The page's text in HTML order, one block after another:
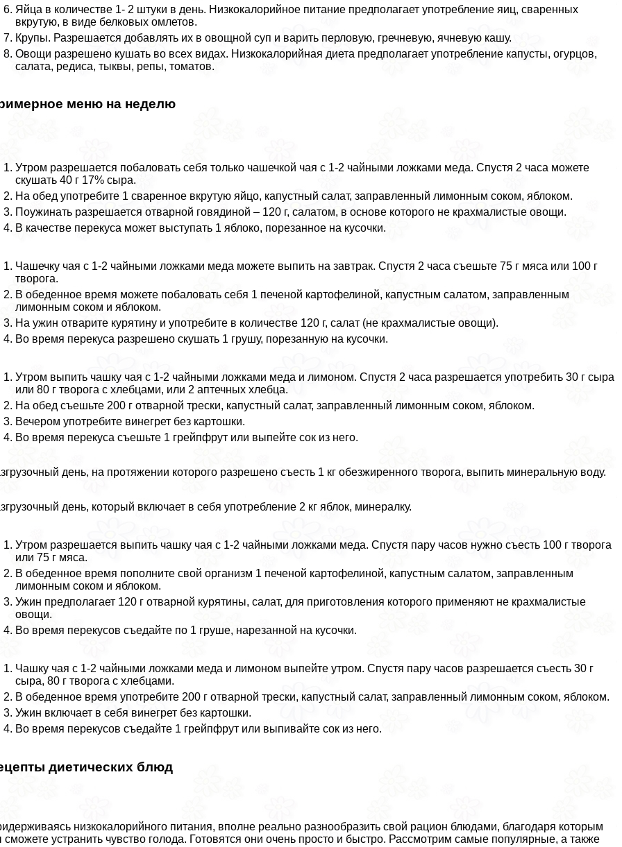
Яйца в количестве 1- 2 штуки в день. Низкокалорийное питание предполагает употрeбление яиц, сваренных
вкрутую, в виде белковых омлетов.
Крупы. Разрешается добавлять их в овощной суп и варить перловую, гречневую, ячневую кашу.
Овощи разрешено кушать во всех видах. Низкокалорийная диета предполагает употрeбление капусты, огурцов,
салата, редиса, тыквы, репы, томатов.
меню на неделю
Утром разрешается побаловать себя только чашечкой чая с 1-2 чайными ложками меда. Спустя 2 часа можете
скушать 40 г 17% сыра.
На обед употребите 1 сваренное вкрутую яйцо, капустный салат, заправленный лимонным соком, яблоком.
Поужинать разрешается отварной говядиной – 120 г, салатом, в основе которого не крахмалистые овощи.
В качестве перекуса может выступать 1 яблоко, порезанное на кусочки.
Чашечку чая с 1-2 чайными ложками меда можете выпить на завтpaк. Спустя 2 часа съешьте 75 г мяса или 100 г
творога.
В обеденное время можете побаловать себя 1 печеной картофелиной, капустным салатом, заправленным
лимонным соком и яблоком.
На ужин отварите курятину и употребите в количестве 120 г, салат (не крахмалистые овощи).
Во время перекуса разрешено скушать 1 грушу, порезанную на кусочки.
Утром выпить чашку чая с 1-2 чайными ложками меда и лимоном. Спустя 2 часа разрешается употребить 30 г сыра
или 80 г творога с хлебцами, или 2 аптечных хлебца.
На обед съешьте 200 г отварной трески, капустный салат, заправленный лимонным соком, яблоком.
Вечером употребите винегрет без картошки.
Во время перекуса съешьте 1 грейпфрут или выпейте сок из него.
день, на протяжении которого разрешено съесть 1 кг обезжиренного творога, выпить минеральную воду.
день, который включает в себя употрeбление 2 кг яблок, минералку.
Утром разрешается выпить чашку чая с 1-2 чайными ложками меда. Спустя пару часов нужно съесть 100 г творога
или 75 г мяса.
В обеденное время пополните свой организм 1 печеной картофелиной, капустным салатом, заправленным
лимонным соком и яблоком.
Ужин предполагает 120 г отварной курятины, салат, для приготовления которого применяют не крахмалистые
овощи.
Во время перекусов съедайте по 1 груше, нарезанной на кусочки.
Чашку чая с 1-2 чайными ложками меда и лимоном выпейте утром. Спустя пару часов разрешается съесть 30 г
сыра, 80 г творога с хлебцами.
В обеденное время употребите 200 г отварной трески, капустный салат, заправленный лимонным соком, яблоком.
Ужин включает в себя винегрет без картошки.
Во время перекусов съедайте 1 грейпфрут или выпивайте сок из него.
диетических блюд
низкокалорийного питания, вполне реально разнообразить свой рацион блюдами, благодаря которым
сможете устранить чувство голода. Готовятся они очень просто и быстро. Рассмотрим самые популярные, а также